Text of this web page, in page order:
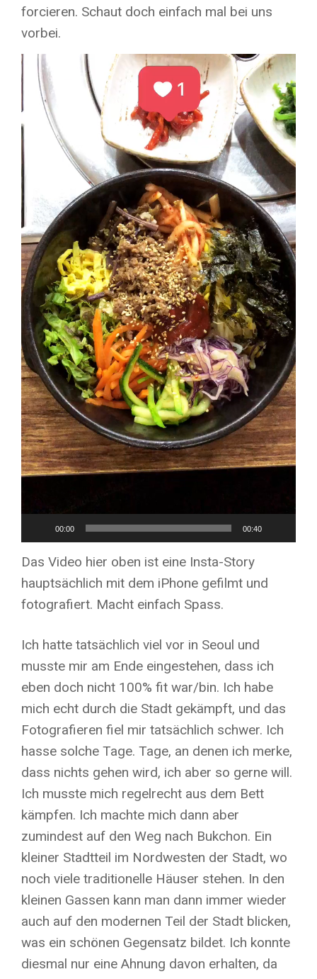
forcieren. Schaut doch einfach mal bei uns
vorbei.
Video-
Player
00:00 00:40
Das Video hier oben ist eine Insta-Story
hauptsächlich mit dem iPhone gefilmt und
fotografiert. Macht einfach Spass.
Ich hatte tatsächlich viel vor in Seoul und
musste mir am Ende eingestehen, dass ich
eben doch nicht 100% fit war/bin. Ich habe
mich echt durch die Stadt gekämpft, und das
Fotografieren fiel mir tatsächlich schwer. Ich
hasse solche Tage. Tage, an denen ich merke,
dass nichts gehen wird, ich aber so gerne will.
Ich musste mich regelrecht aus dem Bett
kämpfen. Ich machte mich dann aber
zumindest auf den Weg nach Bukchon. Ein
kleiner Stadtteil im Nordwesten der Stadt, wo
noch viele traditionelle Häuser stehen. In den
kleinen Gassen kann man dann immer wieder
auch auf den modernen Teil der Stadt blicken,
was ein schönen Gegensatz bildet. Ich konnte
diesmal nur eine Ahnung davon erhalten, da